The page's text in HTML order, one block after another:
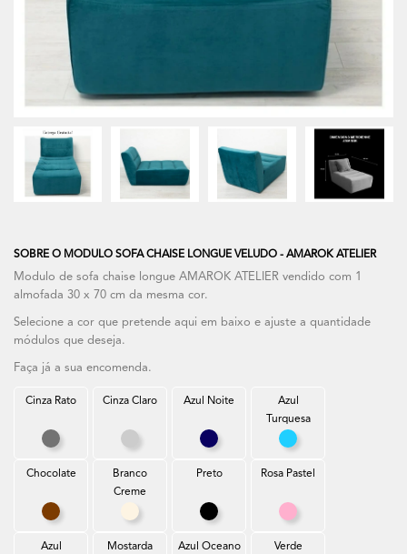
SOBRE O MODULO SOFA CHAISE LONGUE VELUDO - AMAROK ATELIER
Modulo de sofa chaise longue AMAROK ATELIER vendido com 1
almofada 30 x 70 cm da mesma cor.
Selecione a cor que pretende aqui em baixo e ajuste a quantidade
módulos que deseja.
Faça já a sua encomenda.
Cinza Rato
Cinza Rato
Cinza Claro Azul Noite
Azul Noite
Azul
Turquesa
Azul Turquesa
Chocolate
Chocolate
Branco
Creme
Branco Creme
Preto
Preto
Rosa Pastel
Rosa Pastel
Azul
Mostarda Azul Oceano
Verde